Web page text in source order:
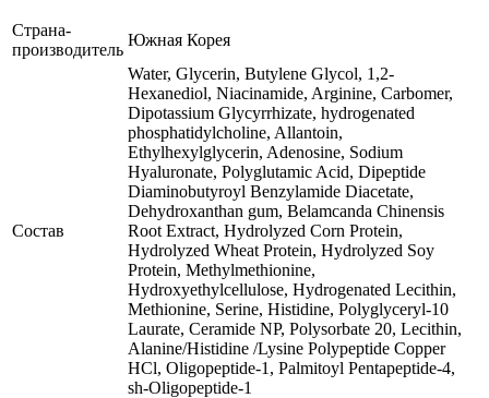
Страна-
производитель
Южная Корея
Состав
Water, Glycerin, Butylene Glycol, 1,2-
Hexanediol, Niacinamide, Arginine, Carbomer,
Dipotassium Glycyrrhizate, hydrogenated
phosphatidylcholine, Allantoin,
Ethylhexylglycerin, Adenosine, Sodium
Hyaluronate, Polyglutamic Acid, Dipeptide
Diaminobutyroyl Benzylamide Diacetate,
Dehydroxanthan gum, Belamcanda Chinensis
Root Extract, Hydrolyzed Corn Protein,
Hydrolyzed Wheat Protein, Hydrolyzed Soy
Protein, Methylmethionine,
Hydroxyethylcellulose, Hydrogenated Lecithin,
Methionine, Serine, Histidine, Polyglyceryl-10
Laurate, Ceramide NP, Polysorbate 20, Lecithin,
Alanine/Histidine /Lysine Polypeptide Copper
HCl, Oligopeptide-1, Palmitoyl Pentapeptide-4,
sh-Oligopeptide-1